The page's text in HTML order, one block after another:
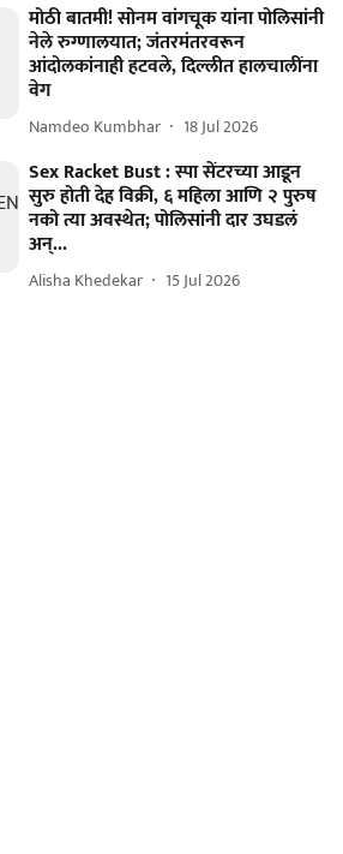
मोठी बातमी! सोनम वांगचूक यांना पोलिसांनी
नेले रुग्णालयात; जंतरमंतरवरून
आंदोलकांनाही हटवले, दिल्लीत हालचालींना
वेग
Namdeo Kumbhar 18 Jul 2026
Sex Racket Bust : स्पा सेंटरच्या आडून
सुरु होती देह विक्री, ६ महिला आणि २ पुरुष
नको त्या अवस्थेत; पोलिसांनी दार उघडलं
अन्...
Alisha Khedekar 15 Jul 2026